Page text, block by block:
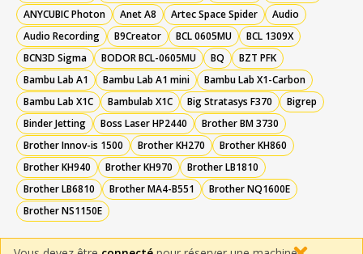
ANYCUBIC Photon
Anet A8 Artec Space Spider
Audio
Audio Recording
B9Creator BCL 0605MU
BCL 1309X
BCN3D Sigma
BODOR BCL-0605MU BQ
BZT PFK
Bambu Lab A1
Bambu Lab A1 mini
Bambu Lab X1-Carbon
Bambu Lab X1C
Bambulab X1C Big Stratasys F370
Bigrep
Binder Jetting
Boss Laser HP2440
Brother BM 3730
Brother Innov-is 1500
Brother KH270
Brother KH860
Brother KH940
Brother KH970
Brother LB1810
Brother LB6810
Brother MA4-B551
Brother NQ1600E
Brother NS1150E